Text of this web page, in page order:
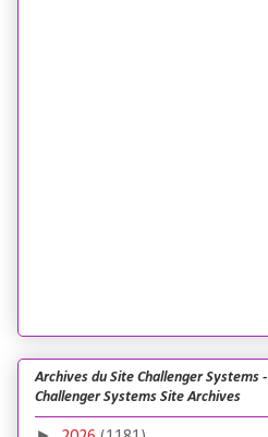
Archives du Site Challenger Systems -
Challenger Systems Site Archives